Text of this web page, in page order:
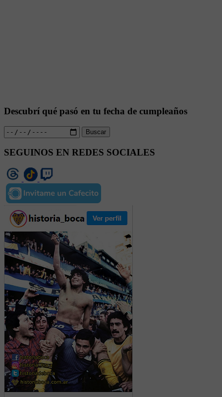
Descubrí qué pasó en tu fecha de cumpleaños
Buscar
SEGUINOS EN REDES SOCIALES